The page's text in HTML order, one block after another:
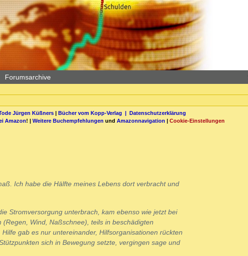
Forumsarchive
Jürgen Küßners| Bücher vom Kopp-Verlag | Datenschutzerklärung
Amazon! | Weitere Buchempfehlungen und Amazonnavigation | Cookie-Einstellungen
Ich habe die Hälfte meines Lebens dort verbracht und
Stromversorgung unterbrach, kam ebenso wie jetzt bei
Wind, Naßschnee), teils in beschädigten
gab es nur untereinander, Hilfsorganisationen rückten
sich in Bewegung setzte, vergingen sage und